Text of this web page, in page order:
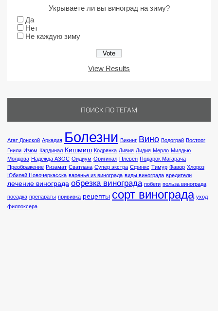
Укрываете ли вы виноград на зиму?
Да
Нет
Не каждую зиму
View Results
ПОИСК ПО ТЕГАМ
Агат Донской Аркадия Болезни Викинг Вино Водограй Восторг
Гнили Изюм Кардинал Кишмиш Кодрянка Ливия Лидия Мерло Милдью
Молдова Надежда АЗОС Оидиум Оригинал Плевен Подарок Магарача
Преображение Ризамат Сватлана Супер экстра Сфинкс Тимур Фавор Хлороз
Юбилей Новочеркасска варенье из винограда виды винограда вредители
лечение винограда обрезка винограда побеги польза винограда
посадка препараты прививка рецепты сорт винограда уход
филлоксера